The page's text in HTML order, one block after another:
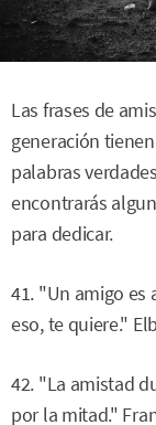
Las frases de
generación
palabras
encontrarás
para dedicar.
41. "Un amigo es
eso, te quiere."
42. "La amistad
por la mitad."